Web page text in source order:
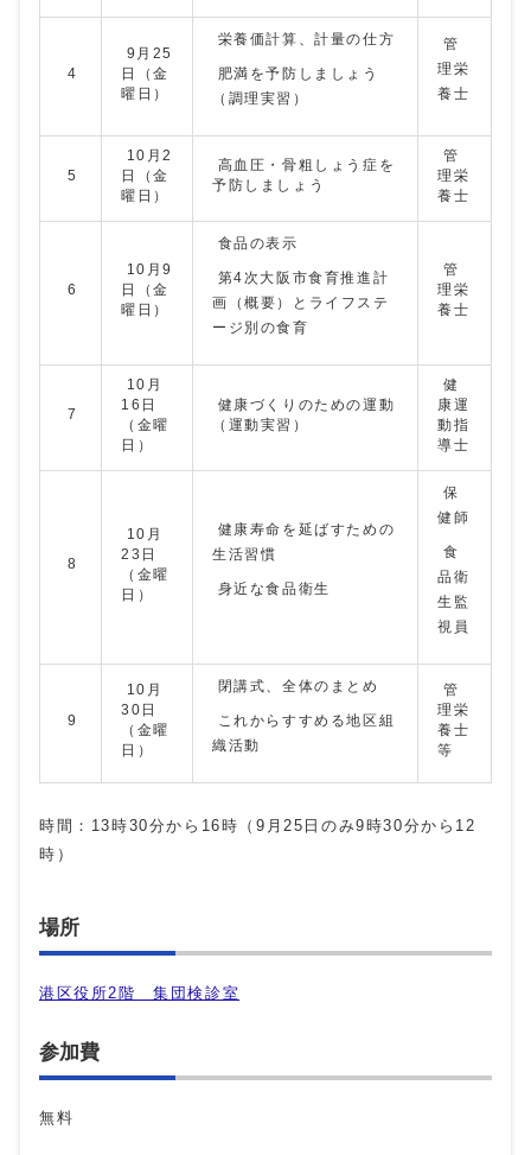
4
9月25
日（金
曜日）
栄養価計算、計量の仕方
肥満を予防しましょう
（調理実習）
管
理栄
養士
5
10月2
日（金
曜日）
高血圧・骨粗しょう症を
予防しましょう
管
理栄
養士
6
10月9
日（金
曜日）
食品の表示
第4次大阪市食育推進計
画（概要）とライフステ
ージ別の食育
管
理栄
養士
7
10月
16日
（金曜
日）
健康づくりのための運動
（運動実習）
健
康運
動指
導士
8
10月
23日
（金曜
日）
健康寿命を延ばすための
生活習慣
身近な食品衛生
保
健師
食
品衛
生監
視員
9
10月
30日
（金曜
日）
閉講式、全体のまとめ
これからすすめる地区組
織活動
管
理栄
養士
等
時間：13時30分から16時（9月25日のみ9時30分から12
時）
場所
港区役所2階 集団検診室
参加費
無料